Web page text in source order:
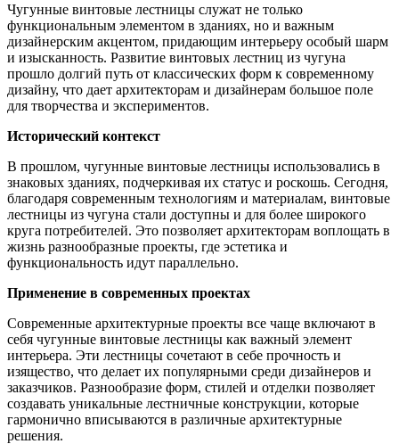
Чугунные винтовые лестницы служат не только
функциональным элементом в зданиях, но и важным
дизайнерским акцентом, придающим интерьеру особый шарм
и изысканность. Развитие винтовых лестниц из чугуна
прошло долгий путь от классических форм к современному
дизайну, что дает архитекторам и дизайнерам большое поле
для творчества и экспериментов.
Исторический контекст
В прошлом, чугунные винтовые лестницы использовались в
знаковых зданиях, подчеркивая их статус и роскошь. Сегодня,
благодаря современным технологиям и материалам, винтовые
лестницы из чугуна стали доступны и для более широкого
круга потребителей. Это позволяет архитекторам воплощать в
жизнь разнообразные проекты, где эстетика и
функциональность идут параллельно.
Применение в современных проектах
Современные архитектурные проекты все чаще включают в
себя чугунные винтовые лестницы как важный элемент
интерьера. Эти лестницы сочетают в себе прочность и
изящество, что делает их популярными среди дизайнеров и
заказчиков. Разнообразие форм, стилей и отделки позволяет
создавать уникальные лестничные конструкции, которые
гармонично вписываются в различные архитектурные
решения.